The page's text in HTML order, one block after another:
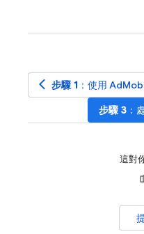
arrow_back_ios 步驟 1 ：使用 AdMob
步驟 3 ：
這對